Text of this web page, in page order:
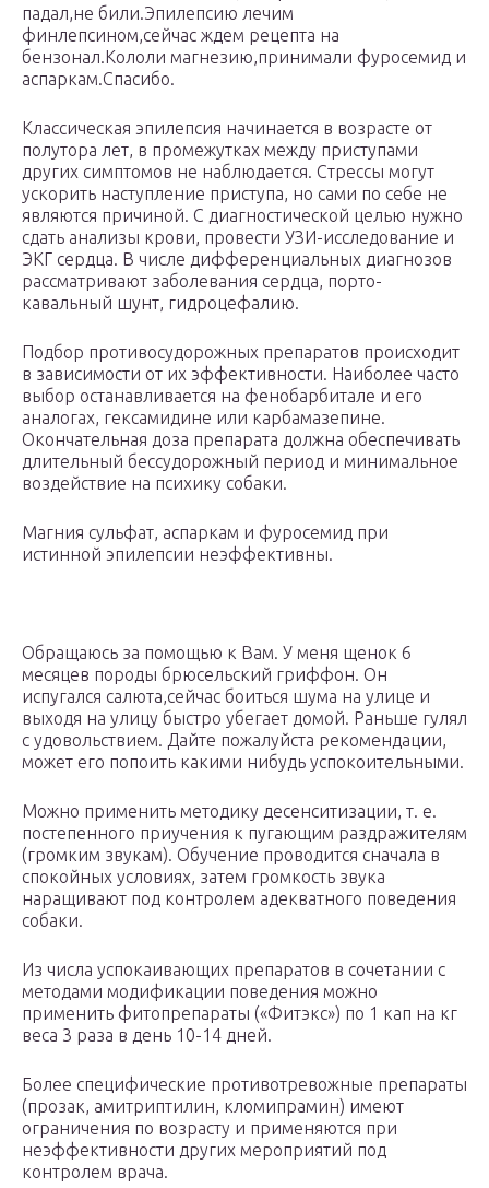
падал,не били.Эпилепсию лечим
финлепсином,сейчас ждем рецепта на
бензонал.Кололи магнезию,принимали фуросемид и
аспаркам.Спасибо.
Классическая эпилепсия начинается в возрасте от
полутора лет, в промежутках между приступами
других симптомов не наблюдается. Стрессы могут
ускорить наступление приступа, но сами по себе не
являются причиной. С диагностической целью нужно
сдать анализы крови, провести УЗИ-исследование и
ЭКГ сердца. В числе дифференциальных диагнозов
рассматривают заболевания сердца, порто-
кавальный шунт, гидроцефалию.
Подбор противосудорожных препаратов происходит
в зависимости от их эффективности. Наиболее часто
выбор останавливается на фенобарбитале и его
аналогах, гексамидине или карбамазепине.
Окончательная доза препарата должна обеспечивать
длительный бессудорожный период и минимальное
воздействие на психику собаки.
Магния сульфат, аспаркам и фуросемид при
истинной эпилепсии неэффективны.
Обращаюсь за помощью к Вам. У меня щенок 6
месяцев породы брюсельский гриффон. Он
испугался салюта,сейчас боиться шума на улице и
выходя на улицу быстро убегает домой. Раньше гулял
с удовольствием. Дайте пожалуйста рекомендации,
может его попоить какими нибудь успокоительными.
Можно применить методику десенситизации, т. е.
постепенного приучения к пугающим раздражителям
(громким звукам). Обучение проводится сначала в
спокойных условиях, затем громкость звука
наращивают под контролем адекватного поведения
собаки.
Из числа успокаивающих препаратов в сочетании с
методами модификации поведения можно
применить фитопрепараты («Фитэкс») по 1 кап на кг
веса 3 раза в день 10-14 дней.
Более специфические противотревожные препараты
(прозак, амитриптилин, кломипрамин) имеют
ограничения по возрасту и применяются при
неэффективности других мероприятий под
контролем врача.